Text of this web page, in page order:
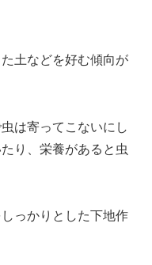
土などを好む傾向が
は寄ってこないにし
り、栄養があると虫
っかりとした下地作